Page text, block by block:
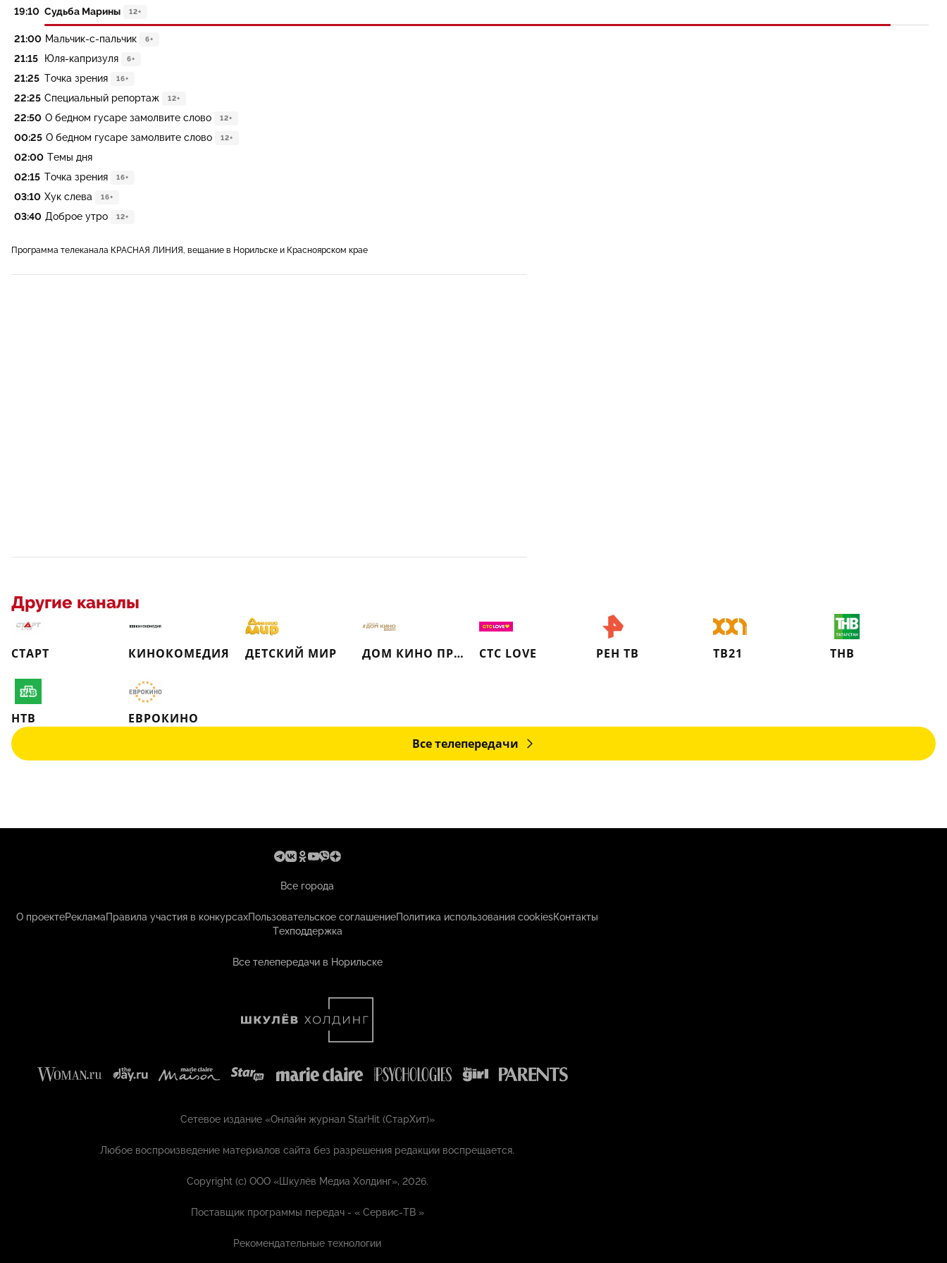
19:10 Судьба Марины 12+
21:00 Мальчик-с-пальчик 6+
21:15 Юля-капризуля 6+
21:25 Точка зрения 16+
22:25 Специальный репортаж 12+
22:50 О бедном гусаре замолвите слово 12+
00:25 О бедном гусаре замолвите слово 12+
02:00 Темы дня
02:15 Точка зрения 16+
03:10 Хук слева 16+
03:40 Доброе утро 12+
Программа телеканала КРАСНАЯ ЛИНИЯ, вещание в Норильске и Красноярском крае
Другие каналы
СТАРТ КИНОКОМЕДИЯ ДЕТСКИЙ МИР ДОМ КИНО ПРЕМИУМ СТС LOVE РЕН ТВ ТВ21 ТНВ
НТВ
ЕВРОКИНО
Все телепередачи
Все города
О проектеРекламаПравила участия в конкурсахПользовательское соглашениеПолитика использования cookiesКонтакты
Техподдержка
Все телепередачи в Норильске
Сетевое издание «Онлайн журнал StarHit (СтарХит)»
Любое воспроизведение материалов сайта без разрешения редакции воспрещается.
Copyright (с) ООО «Шкулёв Медиа Холдинг», 2026.
Поставщик программы передач - «Сервис-ТВ »
Рекомендательные технологии